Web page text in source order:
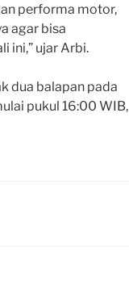
performa motor,
agar bisa
ini,” ujar Arbi.
dua balapan pada
pukul 16:00 WIB,